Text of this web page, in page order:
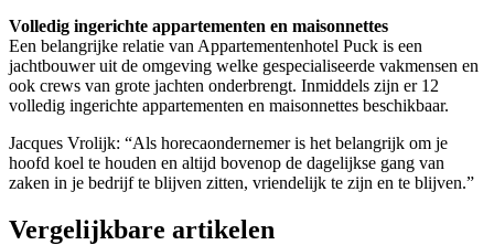
Volledig ingerichte appartementen en maisonnettes
Een belangrijke relatie van Appartementenhotel Puck is een
jachtbouwer uit de omgeving welke gespecialiseerde vakmensen en
ook crews van grote jachten onderbrengt. Inmiddels zijn er 12
volledig ingerichte appartementen en maisonnettes beschikbaar.
Jacques Vrolijk: “Als horecaondernemer is het belangrijk om je
hoofd koel te houden en altijd bovenop de dagelijkse gang van
zaken in je bedrijf te blijven zitten, vriendelijk te zijn en te blijven.”
Vergelijkbare artikelen